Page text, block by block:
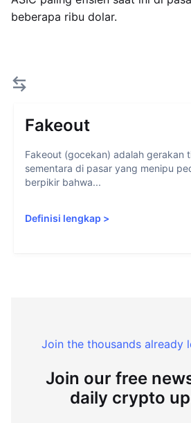
beberapa ribu dolar.
Fakeout
Fakeout (gocekan) adalah gerakan
sementara di pasar yang menipu
berpikir bahwa...
Definisi lengkap >
Join the thousands already
Join our free
daily crypto